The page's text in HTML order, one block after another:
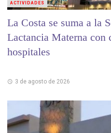
La Costa se suma a la
Lactancia Materna con
hospitales
3 de agosto de 2026
ACTIVIDADES